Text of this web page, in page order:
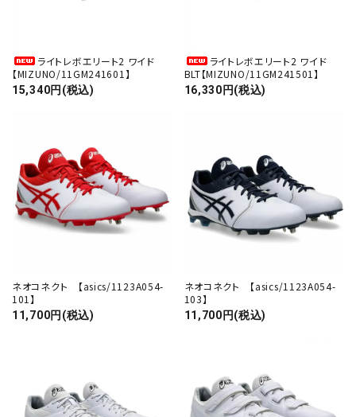
ライトレボエリート2 ワイド
【MIZUNO/11GM241601】
15,340円(税込)
ライトレボエリート2 ワイド
BLT【MIZUNO/11GM241501】
16,330円(税込)
ネオコネクト 【asics/1123A054-
101】
11,700円(税込)
ネオコネクト 【asics/1123A054-
103】
11,700円(税込)